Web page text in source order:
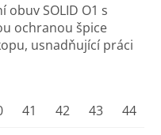
45 46 47 48
obuv SOLID O1 s
ochranou špice
usnadňující práci
41 42 43 44